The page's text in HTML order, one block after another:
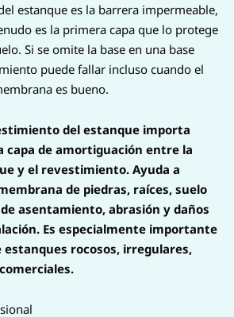
estanque es la barrera impermeable,
es la primera capa que lo protege
Si se omite la base en una base
puede fallar incluso cuando el
es bueno.
del estanque importa
capa de amortiguación entre la
y el revestimiento. Ayuda a
de piedras, raíces, suelo
asentamiento, abrasión y daños
Es especialmente importante
estanques rocosos, irregulares,